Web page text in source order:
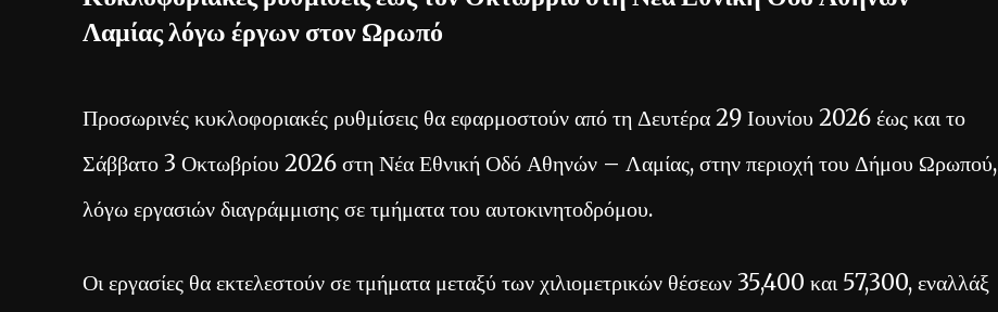
Λαμίας λόγω έργων στον Ωρωπό
Προσωρινές κυκλοφοριακές ρυθμίσεις θα εφαρμοστούν από τη Δευτέρα 29 Ιουνίου 2026 έως και το
Σάββατο 3 Οκτωβρίου 2026 στη Νέα Εθνική Οδό Αθηνών – Λαμίας, στην περιοχή του Δήμου Ωρωπού,
λόγω εργασιών διαγράμμισης σε τμήματα του αυτοκινητοδρόμου.
Οι εργασίες θα εκτελεστούν σε τμήματα μεταξύ των χιλιομετρικών θέσεων 35,400 και 57,300, εναλλάξ